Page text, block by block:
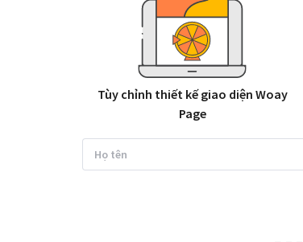
Tùy chỉnh thiết kế giao diện Woay
Page